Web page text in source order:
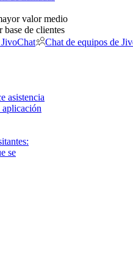
valor medio
base de clientes
Chat de equipos de
asistencia
aplicación
se